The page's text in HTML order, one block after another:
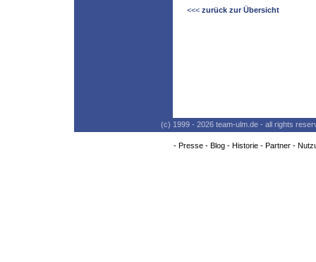
<<< zurück zur Übersicht
(c) 1999 - 2026 team-ulm.de - all rights
- Presse- Blog- Historie- Partner-